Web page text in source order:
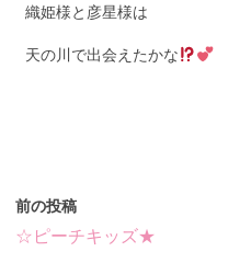
織姫様と彦星様は
天の川で出会えたかな
前の投稿
☆ピーチキッズ★